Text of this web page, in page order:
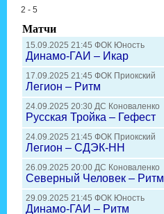
2 - 5
Матчи
15.09.2025 21:45 ФОК Юность
Динамо-ГАИ – Икар
17.09.2025 21:45 ФОК Приокский
Легион – Ритм
24.09.2025 20:30 ДС Коноваленко
Русская Тройка – Гефест
24.09.2025 21:45 ФОК Приокский
Легион – СДЭК-НН
26.09.2025 20:00 ДС Коноваленко
Северный Человек – Ритм
29.09.2025 21:45 ФОК Юность
Динамо-ГАИ – Ритм